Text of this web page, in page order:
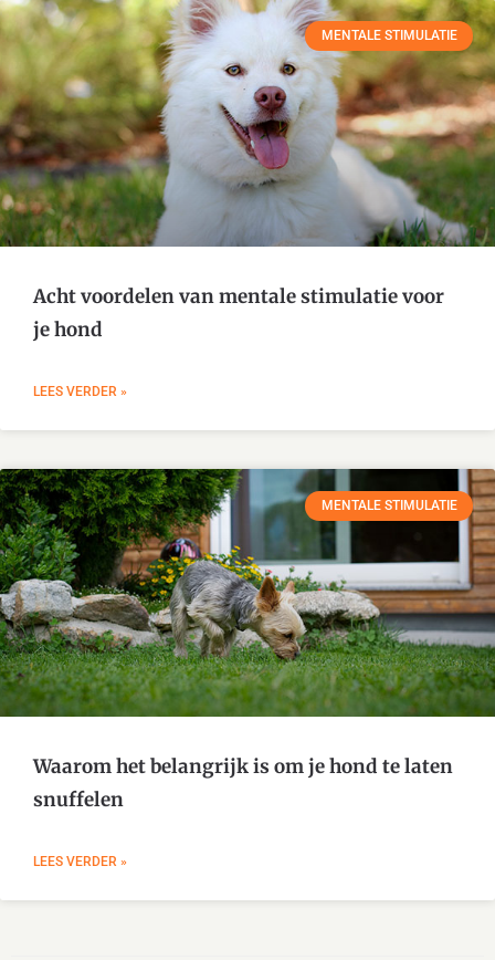
MENTALE STIMULATIE
Acht voordelen van mentale stimulatie voor
je hond
LEES VERDER »
MENTALE STIMULATIE
Waarom het belangrijk is om je hond te laten
snuffelen
LEES VERDER »